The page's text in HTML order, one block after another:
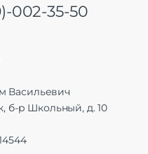
002-35-50
Васильевич
б-р Школьный, д. 10